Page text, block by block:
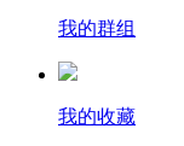
我的群组
我的收藏